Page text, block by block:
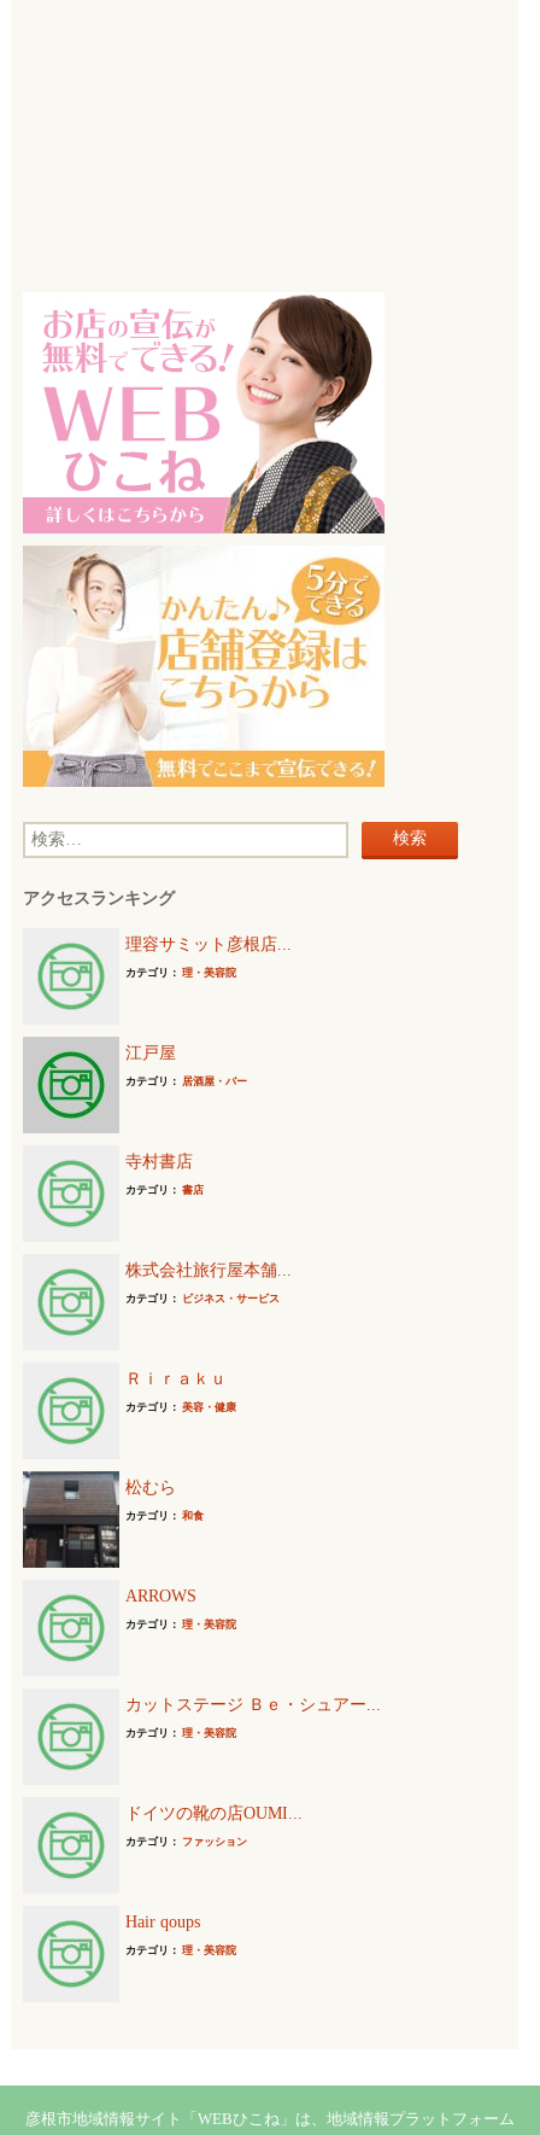
検
:アクセスランキング
理容サミット彦根店...
カテゴリ： 理・美容院
江戸屋
カテゴリ： 居酒屋・バー
寺村書店
カテゴリ： 書店
株式会社旅行屋本舗...
カテゴリ： ビジネス・サービス
Ｒｉｒａｋｕ
カテゴリ： 美容・健康
松むら
カテゴリ： 和食
ARROWS
カテゴリ： 理・美容院
カットステージ Ｂｅ・シュアー...
カテゴリ： 理・美容院
ドイツの靴の店OUMI...
カテゴリ： ファッション
Hair qoups
カテゴリ： 理・美容院
彦根市地域情報サイト「WEBひこね」は、地域情報プラットフォーム